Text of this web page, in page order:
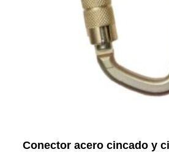
Conector acero cincado y